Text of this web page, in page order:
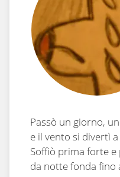
Passò un giorno,
e il vento si divertì
Soffiò prima forte e
da notte fonda fino